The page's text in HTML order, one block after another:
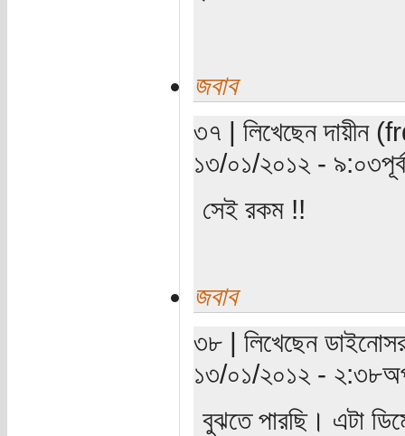
জবাব
৩৭ | লিখেছেন দায়ীন
১৩/০১/২০১২ -
সেই রকম !!
জবাব
৩৮ | লিখেছেন
১৩/০১/২০১২ -
বুঝতে পারছি। এটা